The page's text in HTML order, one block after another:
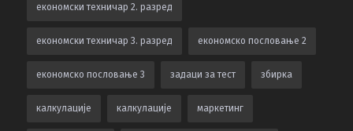
економски техничар 2. разред
економски техничар 3. разред економско пословање 2
економско пословање 3 задаци за тест збирка
калкулацијe калкулације маркетинг